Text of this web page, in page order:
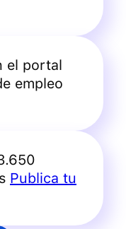
el portal
empleo
Publica tu